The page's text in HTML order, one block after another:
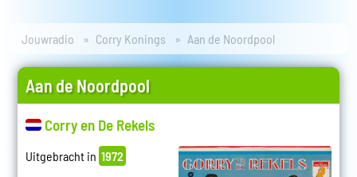
Jouwradio Corry Konings Aan de Noordpool
Aan de Noordpool
Corry en De Rekels
Uitgebracht in 1972